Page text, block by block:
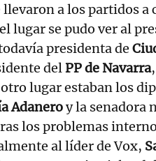
a los partidos a
lugar se pudo ver al
presidenta de
delPP de Navarra
lugar estaban los
Adaneroy la senadora
los problemas
al líder de Vox,